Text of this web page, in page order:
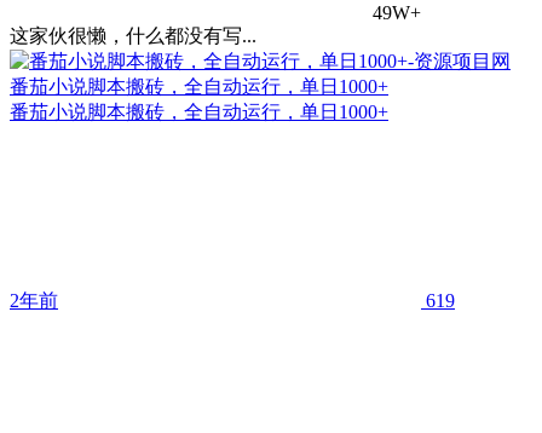
49W+
这家伙很懒，什么都没有写...
番茄小说脚本搬砖，全自动运行，单日1000+
番茄小说脚本搬砖，全自动运行，单日1000+
2年前 619